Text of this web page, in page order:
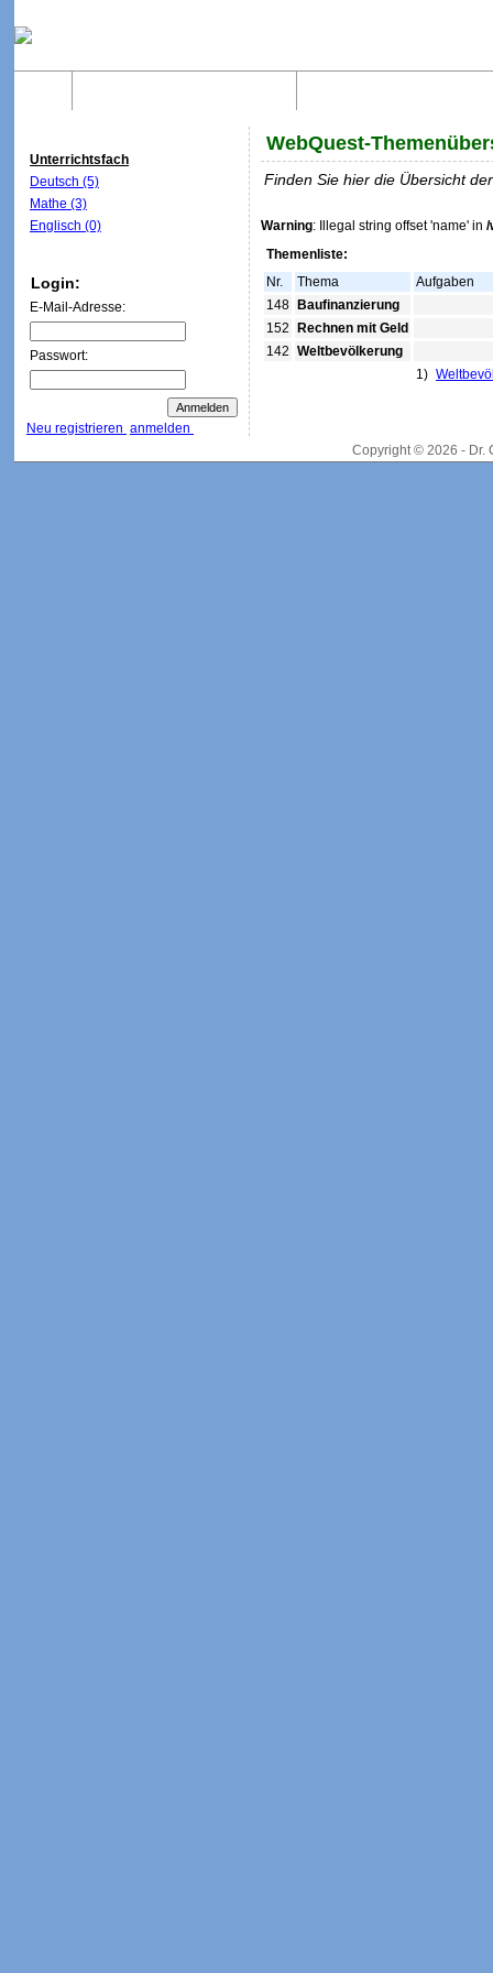
Unterrichtsfach
Deutsch (5)
Mathe (3)
Englisch (0)
Login:
E-Mail-Adresse:
Passwort:
Neu registrieren anmelden
WebQuest-
Finden Sie hier die Übersicht
Warning: Illegal string offset 'name' in /
Themenliste:
Nr.
Thema
Aufgaben
148
Baufinanzierung
152
Rechnen mit Geld
142 Weltbevölkerung
1)
Copyright © 2026 - Dr.